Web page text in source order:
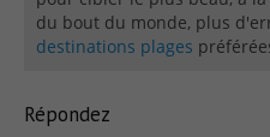
du bout du monde, plus
destinations plages
Répondez